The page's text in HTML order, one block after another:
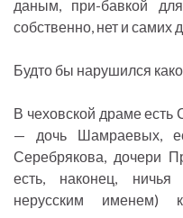
даным, при-бавкой
собственно, нет и самих
Будто бы нарушился
В чеховской драме
— дочь Шамраевых,
Серебрякова, дочери
есть, наконец,
нерусским именем)